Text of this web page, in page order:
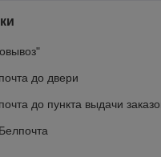
до двери
до пункта выдачи